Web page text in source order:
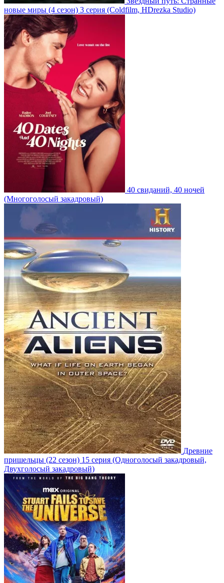
новые миры (4 сезон) 3 серия (Coldfilm, HDrezka Studio)
40 свиданий, 40 ночей
(Многоголосый закадровый)
Древние
пришельцы (22 сезон) 15 серия (Одноголосый закадровый,
Двухголосый закадровый)